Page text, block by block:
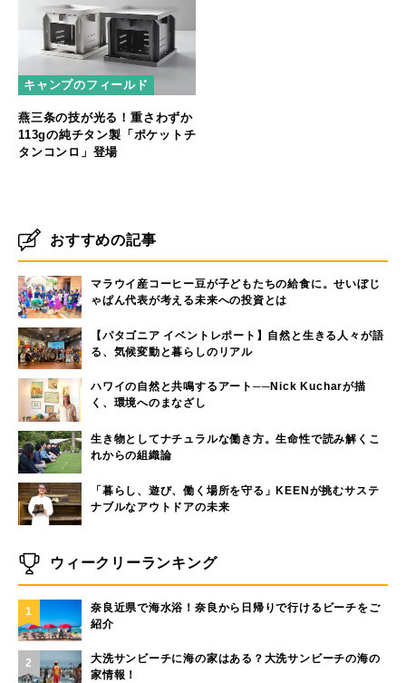
キャンプのフィールド
燕三条の技が光る！重さわずか
113gの純チタン製「ポケットチ
タンコンロ」登場
おすすめの記事
マラウイ産コーヒー豆が子どもたちの給食に。せいぼじ
ゃぱん代表が考える未来への投資とは
【パタゴニア イベントレポート】自然と生きる人々が語
る、気候変動と暮らしのリアル
ハワイの自然と共鳴するアート──Nick Kucharが描
く、環境へのまなざし
生き物としてナチュラルな働き方。生命性で読み解くこ
れからの組織論
「暮らし、遊び、働く場所を守る」KEENが挑むサステ
ナブルなアウトドアの未来
ウィークリーランキング
1
奈良近県で海水浴！奈良から日帰りで行けるビーチをご
紹介
2
大洗サンビーチに海の家はある？大洗サンビーチの海の
家情報！